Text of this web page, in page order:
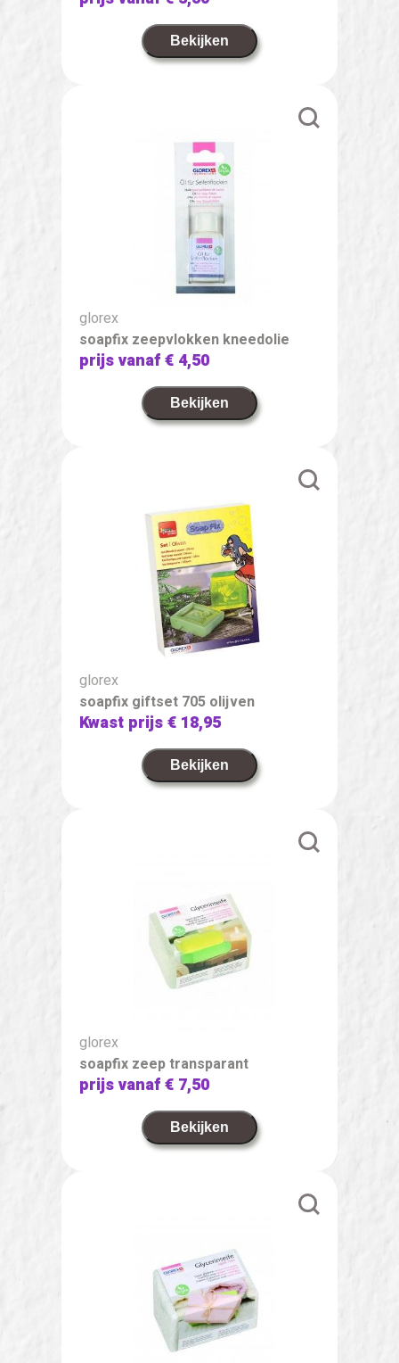
Bekijken
glorex
soapfix zeepvlokken kneedolie
prijs vanaf€ 4,50
Bekijken
glorex
soapfix giftset 705 olijven
Kwast prijs€ 18,95
Bekijken
glorex
soapfix zeep transparant
prijs vanaf€ 7,50
Bekijken